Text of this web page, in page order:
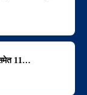
समेत 11…